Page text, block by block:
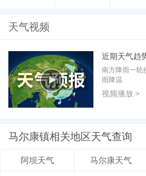
天气视频
近期天气趋
南方降雨一轮
雨降温
视频播放 >
马尔康镇相关地区天气查询
阿坝天气 马尔康天气